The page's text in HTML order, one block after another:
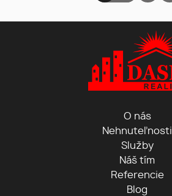
O nás
Nehnuteľnosti
Služby
Náš tím
Referencie
Blog